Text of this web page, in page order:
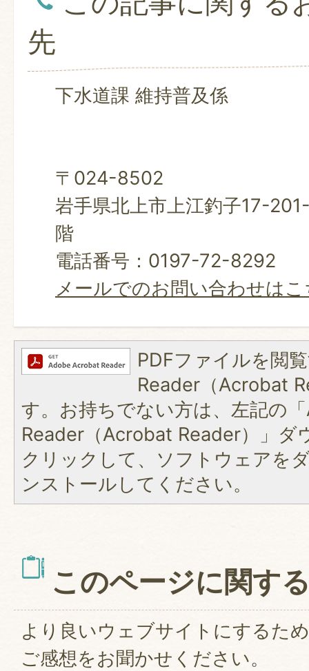
先
下水道課 維持普及係
〒024-8502
岩手県北上市上江釣子17-
階
電話番号：0197-72-8292
メールでのお問い合わせは
PDFファイルを閲
Reader（Acrobat
す。お持ちでない方は、左記の
Reader（Acrobat Reader）」ダ
クリックして、ソフトウェアを
ンストールしてください。
このページに関す
より良いウェブサイトにするた
ご感想をお聞かせください。